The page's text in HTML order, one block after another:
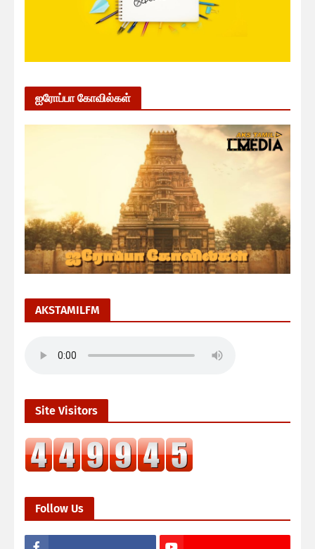
ஐரோப்பா கோவில்கள்
AKSTAMILFM
Site Visitors
Follow Us